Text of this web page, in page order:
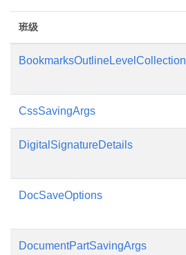
班级
BookmarksOutlineLevelCollection
CssSavingArgs
DigitalSignatureDetails
DocSaveOptions
DocumentPartSavingArgs